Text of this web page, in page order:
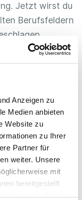
Anzeigen zu
Medien anbieten
Website zu
zu Ihrer
Partner für
weiter. Unsere
mit
bereitgestellt
der Dienste
Jetzt wirst du
Berufsfeldern
den aktuellen
du eine